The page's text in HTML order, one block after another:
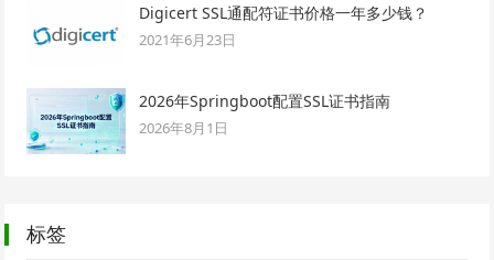
Digicert SSL通配符证书价格一年多少钱？
2021年6月23日
2026年Springboot配置SSL证书指南
2026年8月1日
标签